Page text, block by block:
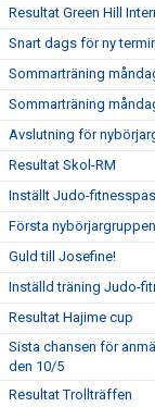
Resultat Green Hill
Snart dags för ny
Sommarträning
Sommarträning
Avslutning för
Resultat Skol-RM
Inställt Judo-
Första
Guld till Josefine!
Inställd träning Judo-
Resultat Hajime cup
Sista chansen för
den 10/5
Resultat Trollträffen